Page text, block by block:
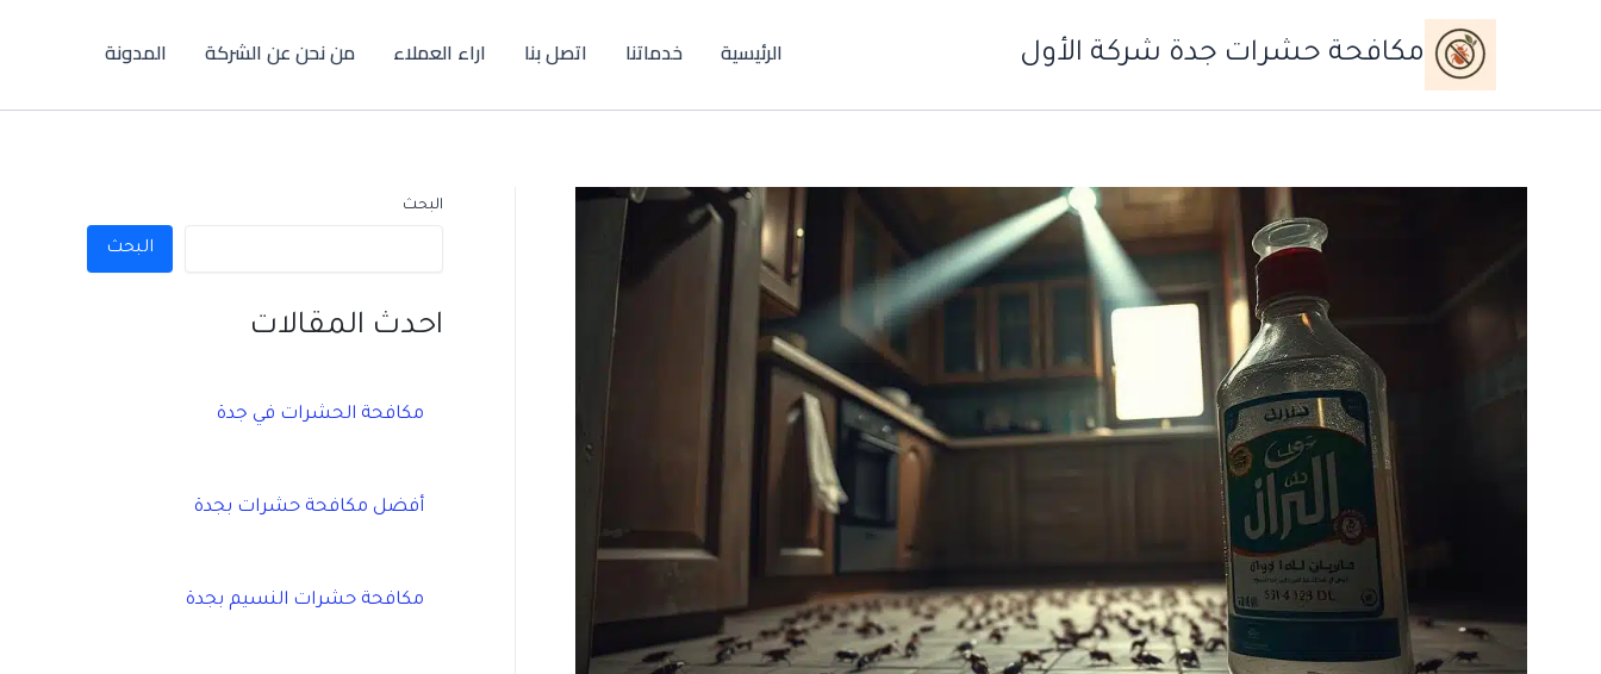
مكافحة حشرات جدة شركة الأول الرئيسية خدماتنا اتصل بنا اراء العملاء من نحن عن الشركة المدونة
البحث
البحث
احدث المقالات
مكافحة الحشرات في جدة
أفضل مكافحة حشرات بجدة
مكافحة حشرات النسيم بجدة